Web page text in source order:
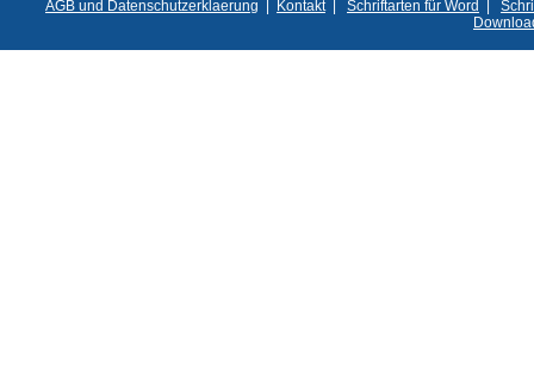
AGB und Datenschutzerklaerung Kontakt| Schriftarten für Word